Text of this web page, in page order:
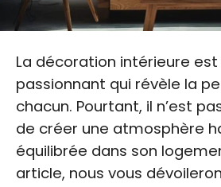
La décoration intérieure est
passionnant qui révèle la
chacun. Pourtant, il n’est
de créer une atmosphère
équilibrée dans son
article, nous vous